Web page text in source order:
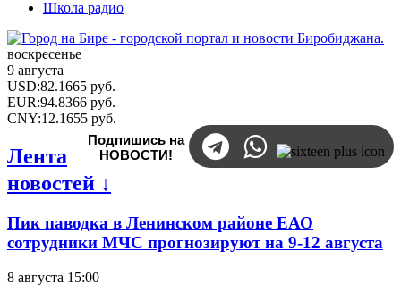
Школа радио
воскресенье
9 августа
USD:82.1665 руб.
EUR:94.8366 руб.
CNY:12.1655 руб.
Подпишись на
НОВОСТИ!
Лента
новостей ↓
Пик паводка в Ленинском районе ЕАО
сотрудники МЧС прогнозируют на 9-12 августа
8 августа 15:00